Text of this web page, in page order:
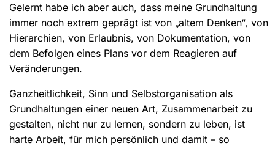
Gelernt habe ich aber auch, dass meine Grundhaltung
immer noch extrem geprägt ist von „altem Denken“, von
Hierarchien, von Erlaubnis, von Dokumentation, von
dem Befolgen eines Plans vor dem Reagieren auf
Veränderungen.
Ganzheitlichkeit, Sinn und Selbstorganisation als
Grundhaltungen einer neuen Art, Zusammenarbeit zu
gestalten, nicht nur zu lernen, sondern zu leben, ist
harte Arbeit, für mich persönlich und damit – so